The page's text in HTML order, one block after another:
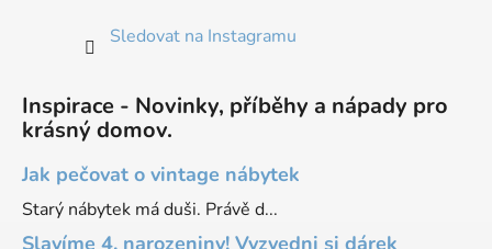
Sledovat na Instagramu
Inspirace - Novinky, příběhy a nápady pro
krásný domov.
Jak pečovat o vintage nábytek
Starý nábytek má duši. Právě d...
Slavíme 4. narozeniny! Vyzvedni si dárek